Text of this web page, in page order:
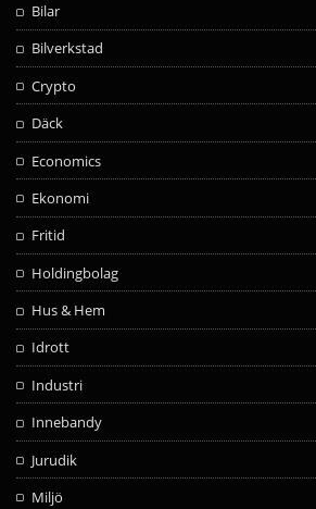
Bilar
Bilverkstad
Crypto
Däck
Economics
Ekonomi
Fritid
Holdingbolag
Hus & Hem
Idrott
Industri
Innebandy
Jurudik
Miljö